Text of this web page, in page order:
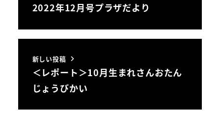
2022年12月号プラザだより
新しい投稿
＜レポート＞10月生まれさんおたん
じょうびかい